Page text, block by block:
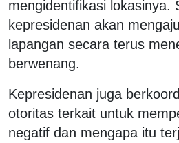
mengidentifikasi lokasinya.
kepresidenan akan
lapangan secara terus
berwenang.
Kepresidenan juga
otoritas terkait untuk
negatif dan mengapa itu